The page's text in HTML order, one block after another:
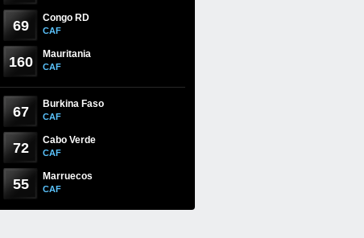
69 Congo RD
CAF
160 Mauritania
CAF
67 Burkina Faso
CAF
72 Cabo Verde
CAF
55 Marruecos
CAF